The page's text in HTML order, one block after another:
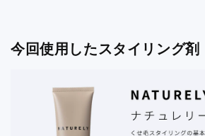
今回使用したスタイリング剤